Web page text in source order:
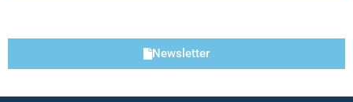
Newsletter